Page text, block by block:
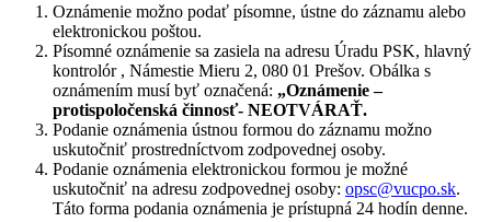
Oznámenie možno podať písomne, ústne do záznamu alebo
elektronickou poštou.
Písomné oznámenie sa zasiela na adresu Úradu PSK, hlavný
kontrolór , Námestie Mieru 2, 080 01 Prešov. Obálka s
oznámením musí byť označená: „Oznámenie –
protispoločenská činnosť- NEOTVÁRAŤ.
Podanie oznámenia ústnou formou do záznamu možno
uskutočniť prostredníctvom zodpovednej osoby.
Podanie oznámenia elektronickou formou je možné
uskutočniť na adresu zodpovednej osoby: opsc@vucpo.sk.
Táto forma podania oznámenia je prístupná 24 hodín denne.